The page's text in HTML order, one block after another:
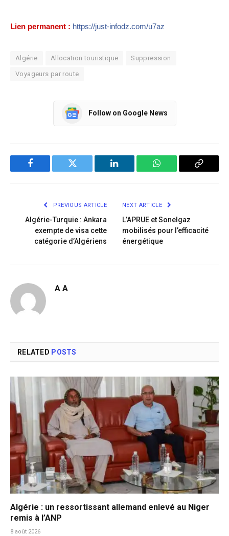
Lien permanent : https://just-infodz.com/u7az
Algérie Allocation touristique Suppression
Voyageurs par route
Follow on Google News
Facebook Twitter LinkedIn WhatsApp Copy
PREVIOUS ARTICLE
Algérie-Turquie : Ankara
exempte de visa cette
catégorie d’Algériens
NEXT ARTICLE
L’APRUE et Sonelgaz
mobilisés pour l’efficacité
énergétique
A A
RELATED POSTS
Algérie : un ressortissant allemand enlevé au Niger
remis à l’ANP
8 août 2026